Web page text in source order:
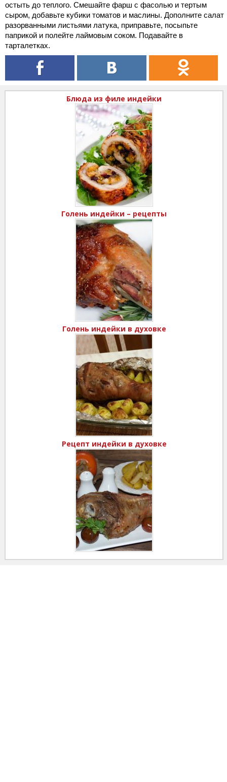
остыть до теплого. Смешайте фарш с фасолью и тертым
сыром, добавьте кубики томатов и маслины. Дополните салат
разорванными листьями латука, приправьте, посыпьте
паприкой и полейте лаймовым соком. Подавайте в
тарталетках.
Блюда из филе индейки
Голень индейки – рецепты
Голень индейки в духовке
Рецепт индейки в духовке